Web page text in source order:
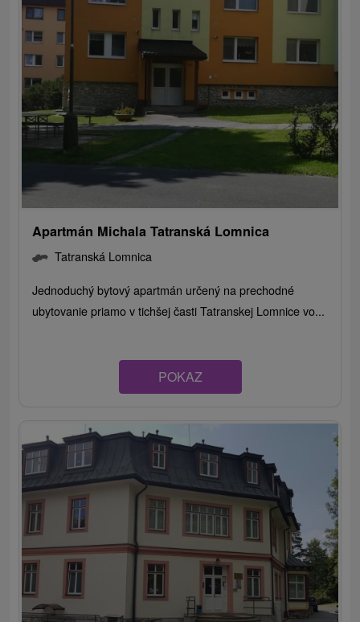
Apartmán Michala Tatranská Lomnica
Tatranská Lomnica
Jednoduchý bytový apartmán určený na prechodné
ubytovanie priamo v tichšej časti Tatranskej Lomnice vo...
POKAZ